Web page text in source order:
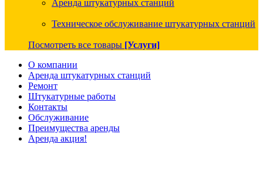
Аренда штукатурных станций
Техническое обслуживание штукатурных станций
Посмотреть все товары [Услуги]
О компании
Аренда штукатурных станций
Ремонт
Штукатурные работы
Контакты
Обслуживание
Преимущества аренды
Аренда акция!